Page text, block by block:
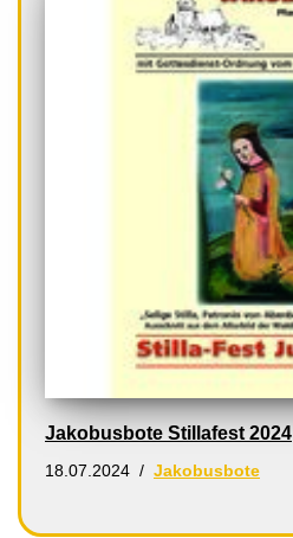
Jakobusbote Stillafest 2024
18.07.2024 Jakobusbote